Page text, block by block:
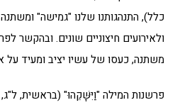
כלל), התנהגותנו שלנו "גמישה"
ולאירועים חיצוניים שונים. ובהקשר
משתנה, כעסו של עשיו יציב ומעיד על
פרשנות המילה "וַיִּשָּׁקֵהוּ" (בראשית,